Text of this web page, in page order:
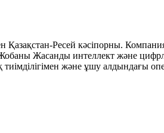
Қазақстан-Ресей кәсіпорны.
Жасанды интеллект және
тиімділігімен және ұшу алдындағы